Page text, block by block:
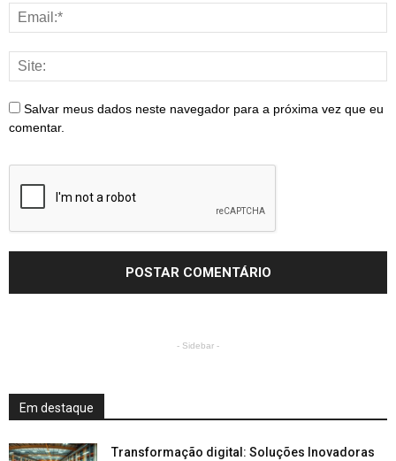
Salvar meus dados neste navegador para a próxima vez que eu
comentar.
- Sidebar -
Em destaque
Transformação digital: Soluções Inovadoras